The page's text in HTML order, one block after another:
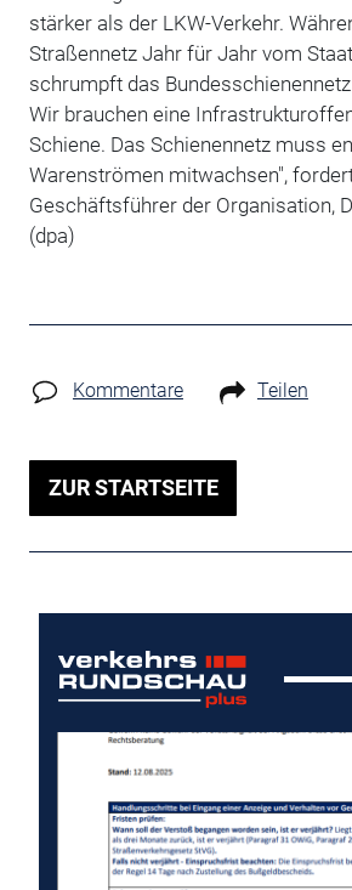
stärker als der LKW-Verkehr.
Straßennetz Jahr für Jahr vom
schrumpft das
Wir brauchen eine
Schiene. Das Schienennetz muss
Warenströmen mitwachsen",
Geschäftsführer der Organisation,
(dpa)
Kommentare Teilen
ZUR STARTSEITE